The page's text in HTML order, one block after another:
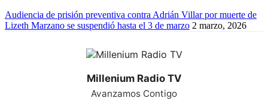
Audiencia de prisión preventiva contra Adrián Villar por muerte de
Lizeth Marzano se suspendió hasta el 3 de marzo 2 marzo, 2026
Millenium Radio TV
Avanzamos Contigo